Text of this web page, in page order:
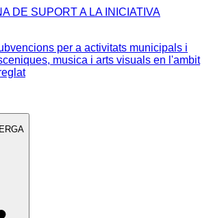
DE SUPORT A LA INICIATIVA
per a activitats municipals i
musica i arts visuals en l'ambit